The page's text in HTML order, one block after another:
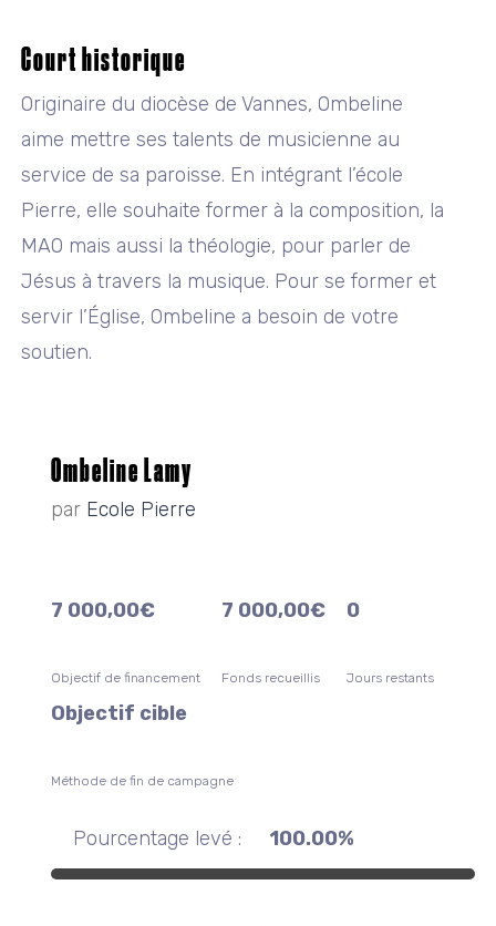
Court historique
Originaire du diocèse de Vannes, Ombeline
aime mettre ses talents de musicienne au
service de sa paroisse. En intégrant l’école
Pierre, elle souhaite former à la composition, la
MAO mais aussi la théologie, pour parler de
Jésus à travers la musique. Pour se former et
servir l’Église, Ombeline a besoin de votre
soutien.
Ombeline Lamy
par Ecole Pierre
7 000,00€
Objectif de financement
7 000,00€
Fonds recueillis
0
Jours restants
Objectif cible
Méthode de fin de campagne
Pourcentage levé : 100.00%